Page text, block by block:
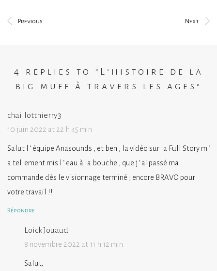
Previous Next
4 replies to “ L’histoire de la
big muff à travers les ages ”
chaillotthierry3
10 juin 2022 at 22 h 45 min
Salut l ‘ équipe Anasounds , et ben , la vidéo sur la Full Story m ‘
a tellement mis l ‘ eau à la bouche , que j ‘ ai passé ma
commande dès le visionnage terminé ; encore BRAVO pour
votre travail !!
Répondre
Loick Jouaud
8 novembre 2022 at 11 h 12 min
Salut,